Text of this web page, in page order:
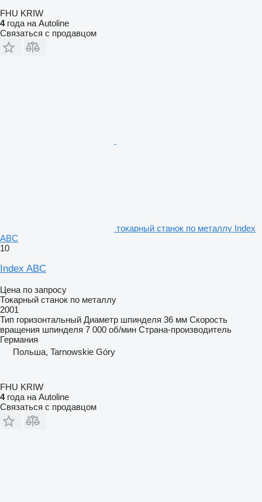
FHU KRIW
4года на Autoline
Связаться с продавцом
токарный станок по металлу Index
ABC
10
Index ABC
Цена по запросу
Токарный станок по металлу
2001
Тип горизонтальный Диаметр шпинделя 36 мм Скорость
вращения шпинделя 7 000 об/мин Страна-производитель
Германия
Польша, Tarnowskie Góry
FHU KRIW
4года на Autoline
Связаться с продавцом